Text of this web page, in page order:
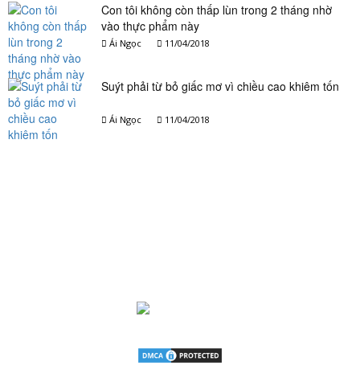
Con tôi không còn thấp lùn trong 2 tháng nhờ
vào thực phẩm này
Ái Ngọc 11/04/2018
Suýt phải từ bỏ giấc mơ vì chiều cao khiêm tốn
Ái Ngọc 11/04/2018